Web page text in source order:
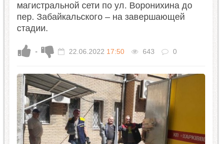
магистральной сети по ул. Воронихина до
пер. Забайкальского – на завершающей
стадии.
- 22.06.2022 17:50 643 0